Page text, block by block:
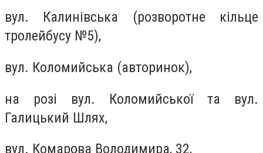
вул. Калинівська (розворотне кільце
тролейбусу №5),
вул. Коломийська (авторинок),
на розі вул. Коломийської та вул.
Галицький Шлях,
вул. Комарова Володимира, 32,